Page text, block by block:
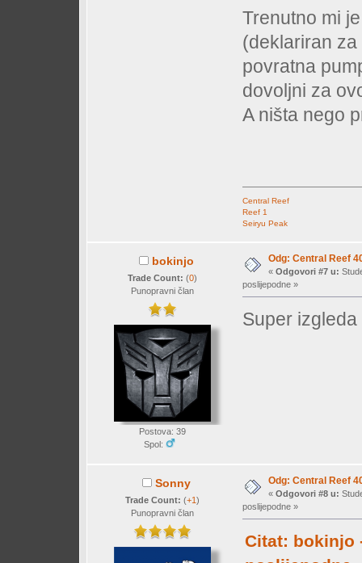
Trenutno mi
(deklariran
povratna
dovoljni za
A ništa nego
Central Reef
Reef 1
Seiryu Peak
bokinjo
Trade Count: (0)
Punopravni član
Postova: 39
Spol:
Odg: Central Reef
« Odgovori #7 u:
poslijepodne »
Super
Sonny
Trade Count: (+1 )
Punopravni član
Odg: Central Reef
« Odgovori #8 u:
poslijepodne »
Citat: bokinjo